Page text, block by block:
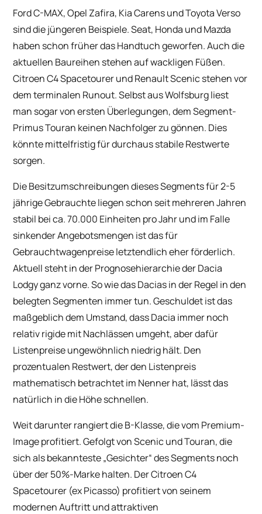
Ford C-MAX, Opel Zafira, Kia Carens und Toyota Verso
sind die jüngeren Beispiele. Seat, Honda und Mazda
haben schon früher das Handtuch geworfen. Auch die
aktuellen Baureihen stehen auf wackligen Füßen.
Citroen C4 Spacetourer und Renault Scenic stehen vor
dem terminalen Runout. Selbst aus Wolfsburg liest
man sogar von ersten Überlegungen, dem Segment-
Primus Touran keinen Nachfolger zu gönnen. Dies
könnte mittelfristig für durchaus stabile Restwerte
sorgen.
Die Besitzumschreibungen dieses Segments für 2-5
jährige Gebrauchte liegen schon seit mehreren Jahren
stabil bei ca. 70.000 Einheiten pro Jahr und im Falle
sinkender Angebotsmengen ist das für
Gebrauchtwagenpreise letztendlich eher förderlich.
Aktuell steht in der Prognosehierarchie der Dacia
Lodgy ganz vorne. So wie das Dacias in der Regel in den
belegten Segmenten immer tun. Geschuldet ist das
maßgeblich dem Umstand, dass Dacia immer noch
relativ rigide mit Nachlässen umgeht, aber dafür
Listenpreise ungewöhnlich niedrig hält. Den
prozentualen Restwert, der den Listenpreis
mathematisch betrachtet im Nenner hat, lässt das
natürlich in die Höhe schnellen.
Weit darunter rangiert die B-Klasse, die vom Premium-
Image profitiert. Gefolgt von Scenic und Touran, die
sich als bekannteste „Gesichter“ des Segments noch
über der 50%-Marke halten. Der Citroen C4
Spacetourer (ex Picasso) profitiert von seinem
modernen Auftritt und attraktiven